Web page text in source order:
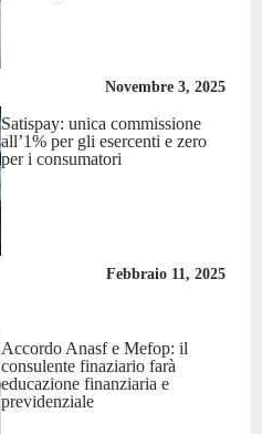
Novembre 3, 2025
Satispay: unica commissione
all’1% per gli esercenti e zero
per i consumatori
Febbraio 11, 2025
Accordo Anasf e Mefop: il
consulente finaziario farà
educazione finanziaria e
previdenziale